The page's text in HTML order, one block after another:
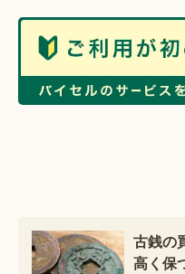
古銭の
高く保